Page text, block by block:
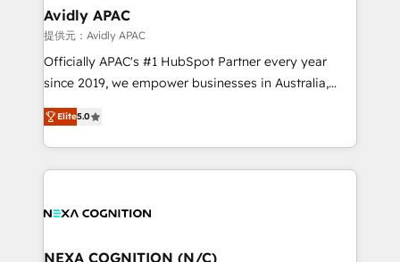
traffic, generates better leads and crushes your
revenue goals. We've worked with thousands of
HubSpot customers and we'd love to work with you
too! Clients come to us for: Advanced CRM solutions
HubSpot Data System Migrations between systems
to HubSpot New lead generation strategies Time-
Avidly APAC
提供元：Avidly APAC
Officially APAC's #1 HubSpot Partner every year
since 2019, we empower businesses in Australia,
New Zealand, and globally to realise their full
potential through enterprise HubSpot CRM
implementation. And we deliver best practice across
the whole HubSpot platform, covering marketing,
all businesses, from start-up to Enterprise, and have
the world. Our human approach to digital
Elite5.0
NEXA COGNITION (N/C)